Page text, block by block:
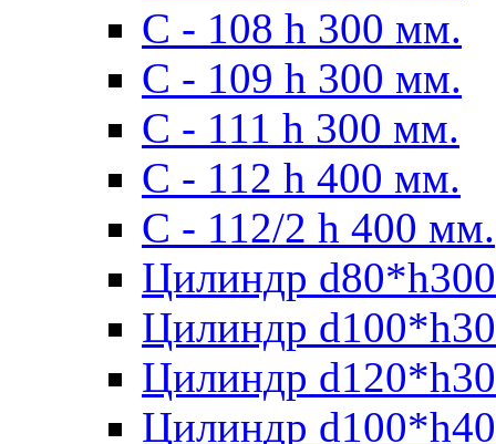
С - 108 h 300 мм.
С - 109 h 300 мм.
С - 111 h 300 мм.
C - 112 h 400 мм.
С - 112/2 h 400 мм.
Цилиндр
Цилиндр
Цилиндр
Цилиндр